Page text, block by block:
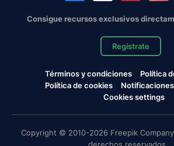
Consigue recursos exclusivos
Regístrate
Términos y condiciones
Política
Política de cookies
Cookies settings
Copyright © 2010-2026 Freepik